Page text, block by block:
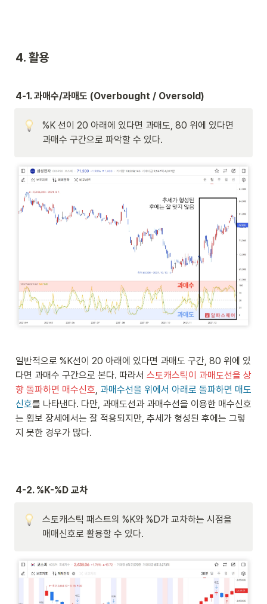
4. 활용
4-1. 과매수/과매도 (Overbought / Oversold)
%K 선이 20 아래에 있다면 과매도, 80 위에 있다면
과매수 구간으로 파악할 수 있다.
일반적으로 %K선이 20 아래에 있다면 과매도 구간, 80 위에 있
다면 과매수 구간으로 본다. 따라서 스토캐스틱이 과매도선을 상
향 돌파하면 매수신호, 과매수선을 위에서 아래로 돌파하면 매도
신호를 나타낸다. 다만, 과매도선과 과매수선을 이용한 매수신호
는 횡보 장세에서는 잘 적용되지만, 추세가 형성된 후에는 그렇
지 못한 경우가 많다.
4-2. %K-%D 교차
스토캐스틱 패스트의 %K와 %D가 교차하는 시점을
매매신호로 활용할 수 있다.